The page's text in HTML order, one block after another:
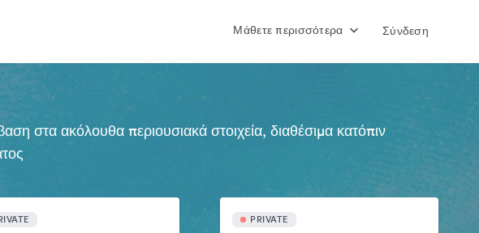
Μάθετε περισσότερα Σύνδεση
στα ακόλουθα περιουσιακά στοιχεία, διαθέσιμα κατόπιν
PRIVATE